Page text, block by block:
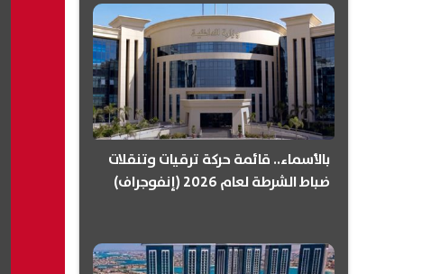
بالأسماء.. قائمة حركة ترقيات وتنقلات
ضباط الشرطة لعام 2026 (إنفوجراف)